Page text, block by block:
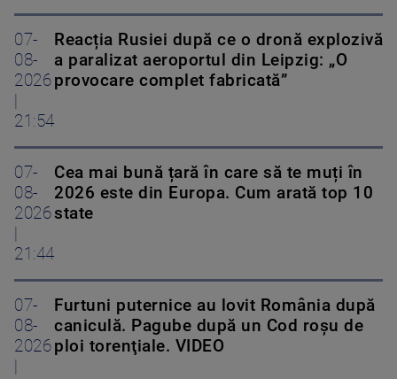
07-
08-
2026
21:54
Reacția Rusiei după ce o dronă explozivă
a paralizat aeroportul din Leipzig: „O
provocare complet fabricată”
07-
08-
2026
21:44
Cea mai bună țară în care să te muți în
2026 este din Europa. Cum arată top 10
state
07-
08-
2026
Furtuni puternice au lovit România după
caniculă. Pagube după un Cod roşu de
ploi torenţiale. VIDEO